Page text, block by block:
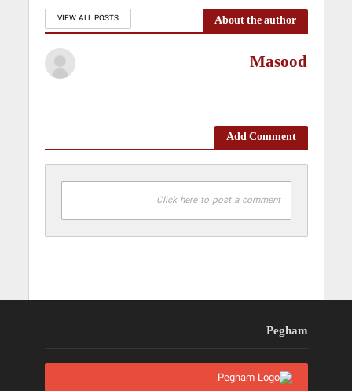
About the author
VIEW ALL POSTS
Masood
Add Comment
Click here to post a comment
Pegham